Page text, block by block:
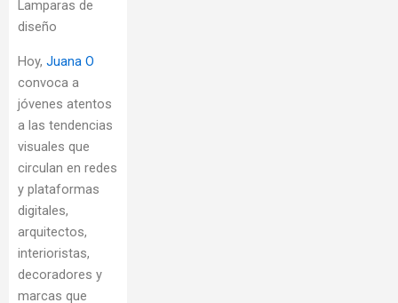
Lamparas de
diseño
Hoy, Juana O
convoca a
jóvenes atentos
a las tendencias
visuales que
circulan en redes
y plataformas
digitales,
arquitectos,
interioristas,
decoradores y
marcas que